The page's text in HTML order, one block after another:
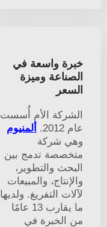
خبرة واسعة في
الصناعة وميزة
السعر
الشركة الأم أُسست
عام 2012.
ألمنيوم
وهي شركة
متخصصة تدمج بين
البحث والتطوير،
والإنتاج، والمبيعات
لآلات التفريغ. ولديها
ما يقارب 13 عامًا
من الخبرة في